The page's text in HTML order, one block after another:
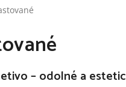
– odolné a